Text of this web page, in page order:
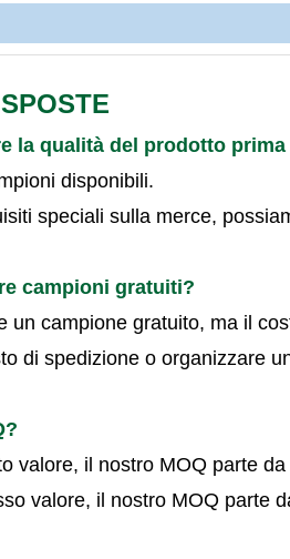
la qualità del prodotto
disponibili.
speciali sulla merce,
campioni gratuiti?
un campione gratuito, ma il
di spedizione o organizzare
valore, il nostro MOQ parte
valore, il nostro MOQ parte